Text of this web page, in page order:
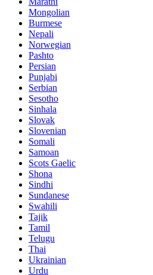
Mongolian
Burmese
Nepali
Norwegian
Pashto
Persian
Punjabi
Serbian
Sesotho
Sinhala
Slovak
Slovenian
Somali
Samoan
Scots Gaelic
Shona
Sindhi
Sundanese
Swahili
Tajik
Tamil
Telugu
Thai
Ukrainian
Urdu